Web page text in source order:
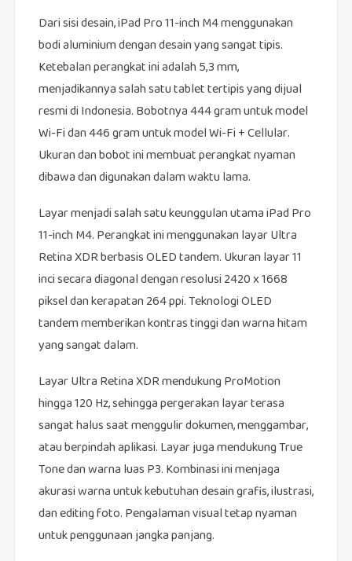
Dari sisi desain, iPad Pro 11-inch M4 menggunakan
bodi aluminium dengan desain yang sangat tipis.
Ketebalan perangkat ini adalah 5,3 mm,
menjadikannya salah satu tablet tertipis yang dijual
resmi di Indonesia. Bobotnya 444 gram untuk model
Wi-Fi dan 446 gram untuk model Wi-Fi + Cellular.
Ukuran dan bobot ini membuat perangkat nyaman
dibawa dan digunakan dalam waktu lama.
Layar menjadi salah satu keunggulan utama iPad Pro
11-inch M4. Perangkat ini menggunakan layar Ultra
Retina XDR berbasis OLED tandem. Ukuran layar 11
inci secara diagonal dengan resolusi 2420 x 1668
piksel dan kerapatan 264 ppi. Teknologi OLED
tandem memberikan kontras tinggi dan warna hitam
yang sangat dalam.
Layar Ultra Retina XDR mendukung ProMotion
hingga 120 Hz, sehingga pergerakan layar terasa
sangat halus saat menggulir dokumen, menggambar,
atau berpindah aplikasi. Layar juga mendukung True
Tone dan warna luas P3. Kombinasi ini menjaga
akurasi warna untuk kebutuhan desain grafis, ilustrasi,
dan editing foto. Pengalaman visual tetap nyaman
untuk penggunaan jangka panjang.